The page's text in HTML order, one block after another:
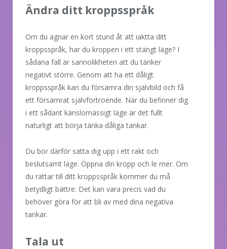
Ändra ditt kroppsspråk
Om du ägnar en kort stund åt att iaktta ditt
kroppsspråk, har du kroppen i ett stängt läge? I
sådana fall är sannolikheten att du tänker
negativt större. Genom att ha ett dåligt
kroppsspråk kan du försämra din självbild och få
ett försämrat självförtroende. När du befinner dig
i ett sådant känslomässigt läge är det fullt
naturligt att börja tänka dåliga tankar.
Du bör därför sätta dig upp i ett rakt och
beslutsamt läge. Öppna din kropp och le mer. Om
du rättar till ditt kroppsspråk kommer du må
betydligt bättre. Det kan vara precis vad du
behöver göra för att bli av med dina negativa
tankar.
Tala ut